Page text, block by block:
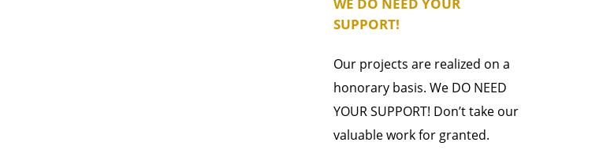
SUPPORT!
Our projects are realized on a
honorary basis. We DO NEED
YOUR SUPPORT! Don’t take our
valuable work for granted.